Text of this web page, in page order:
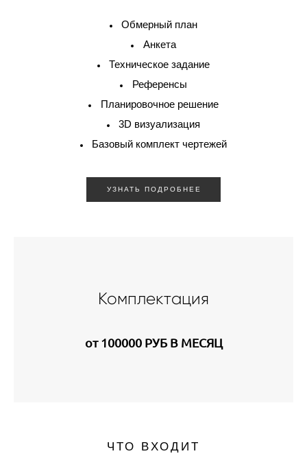
Обмерный план
Анкета
Техническое задание
Референсы
Планировочное решение
3D визуализация
Базовый комплект чертежей
УЗНАТЬ ПОДРОБНЕЕ
Комплектация
от 100000 РУБ В МЕСЯЦ
ЧТО ВХОДИТ